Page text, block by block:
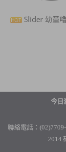
Slider 幼童
今日
聯絡電話：
2014